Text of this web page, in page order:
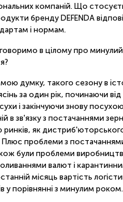
компаній. Що
бренду DEFENDA
і нормам.
в цілому про
думку, такого сезону в
за один рік, починаючи
і закінчуючи знову посухою
в зв'язку з постачаннями
як
Плюс проблеми з
були проблеми
валют і
місяць вартість
у порівнянні з минулим роком.